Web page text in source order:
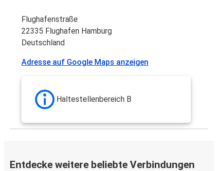
Flughafenstraße
22335 Flughafen Hamburg
Deutschland
Adresse auf Google Maps anzeigen
Haltestellenbereich B
Entdecke weitere beliebte Verbindungen